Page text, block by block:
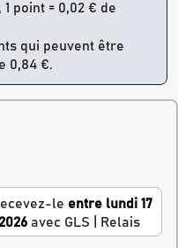
1 point = 0,02 € de
qui peuvent être
0,84 €.
le entre lundi 17
avec GLS | Relais